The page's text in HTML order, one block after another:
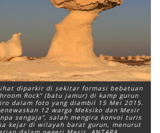
diparkir di sekitar formasi bebatuan
Rock” (batu jamur) di kamp gurun
dalam foto yang diambil 15 Mei 2015.
12 warga Meksiko dan Mesir
sengaja”, salah mengira konvoi turis
kejar di wilayah barat gurun, menurut